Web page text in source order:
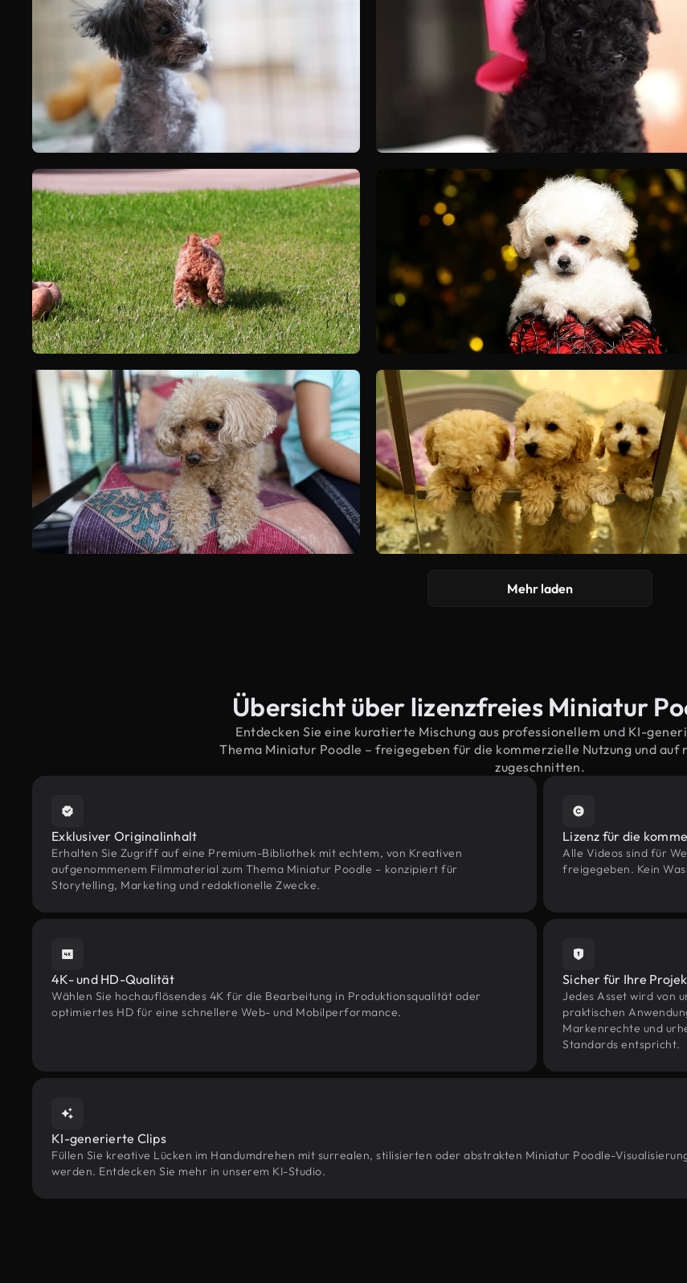
Mehr laden
Übersicht über lizenzfreies Miniatur
Entdecken Sie eine kuratierte Mischung aus professionellem und KI-
Thema Miniatur Poodle – freigegeben für die kommerzielle Nutzung und
zugeschnitten.
Exklusiver Originalinhalt
Erhalten Sie Zugriff auf eine Premium-Bibliothek mit echtem, von Kreativen
aufgenommenem Filmmaterial zum Thema Miniatur Poodle – konzipiert für
Storytelling, Marketing und redaktionelle Zwecke.
Lizenz für die
Alle Videos sind für
freigegeben. Kein
4K- und HD-Qualität
Wählen Sie hochauflösendes 4K für die Bearbeitung in Produktionsqualität oder
optimiertes HD für eine schnellere Web- und Mobilperformance.
Sicher für Ihre
Jedes Asset wird von
praktischen
Markenrechte und
Standards entspricht.
KI-generierte Clips
Füllen Sie kreative Lücken im Handumdrehen mit surrealen, stilisierten oder abstrakten Miniatur Poodle-
werden. Entdecken Sie mehr in unserem KI-Studio.